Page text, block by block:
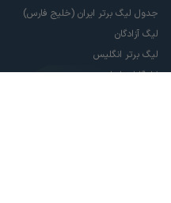
جدول لیگ برتر ایران (خلیج فارس)
لیگ آزادگان
لیگ برتر انگلیس
لالیگا اسپانیا